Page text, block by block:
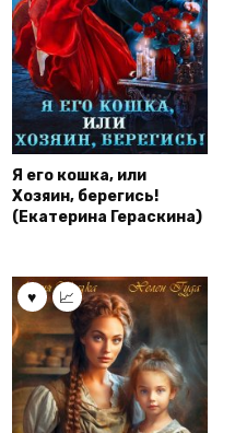
Я его кошка, или
Хозяин, берегись!
(Екатерина Гераскина)